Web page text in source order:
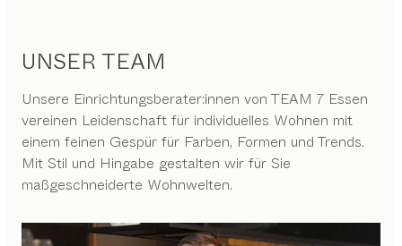
UNSER TEAM
Unsere Einrichtungsberater:innen von TEAM 7 Essen
vereinen Leidenschaft für individuelles Wohnen mit
einem feinen Gespür für Farben, Formen und Trends.
Mit Stil und Hingabe gestalten wir für Sie
maßgeschneiderte Wohnwelten.